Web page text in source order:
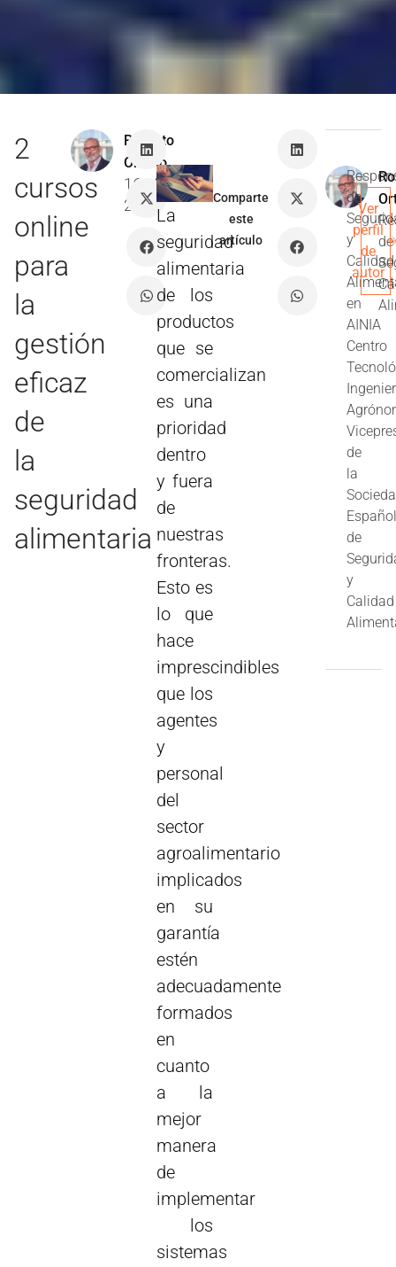
2
cursos
online
para
la
gestión
eficaz
de
la
seguridad
alimentaria
Roberto
Ortuño
16 Mar
2016La
seguridad
alimentaria
de los
productos
que se
comercializan
es una
prioridad
dentro
y fuera
de
nuestras
fronteras.
Esto es
lo que
hace
imprescindibles
que los
agentes
y
personal
del
sector
agroalimentario
implicados
en su
garantía
estén
adecuadamente
formados
en
cuanto
a la
mejor
manera
de
implementar
los
sistemas
Comparte
este
artículo
de
de
y
Calidad
en
AINIA
Centro
de
la
de
y
Calidad
Ver
perfil
de
autor